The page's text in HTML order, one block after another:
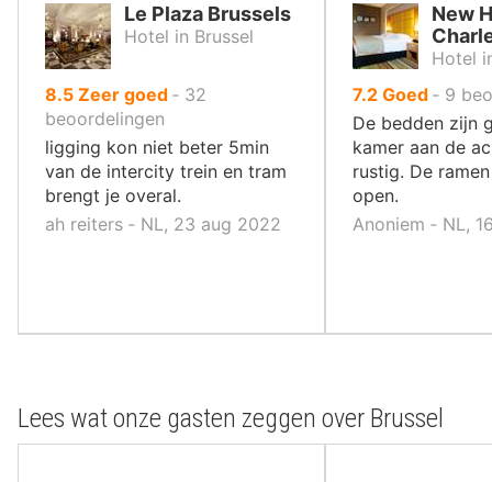
Le Plaza Brussels
Hotel in Brussel
8.5uit
10
,
Zeer goed ‐ 32
beoordelingen
ligging kon niet beter 5min
van de intercity trein en tram
brengt je overal.
ah reiters ‐ NL, 23 aug 2022
New
Hotel
7.2 uit
10
,
Goed ‐ 9
De bedden zijn
kamer aan de
rustig. De
open.
Anoniem ‐ NL,
Lees wat onze gasten zeggen over Brussel